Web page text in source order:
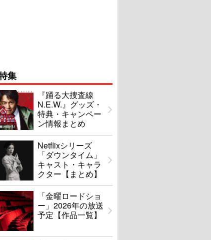
集
『踊る大捜査線
N.E.W.』グッズ・
特典・キャンペー
ン情報まとめ
Netflixシリーズ
「ダウンタイム」
キャスト・キャラ
クター【まとめ】
「金曜ロードショ
ー」2026年の放送
予定【作品一覧】